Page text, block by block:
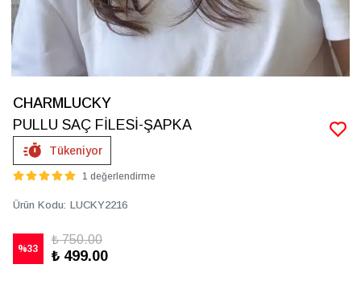
CHARMLUCKY
PULLU SAÇ FİLESİ-ŞAPKA
Tükeniyor
1 değerlendirme
Ürün Kodu: LUCKY2216
%33
₺ 750.00
₺ 499.00